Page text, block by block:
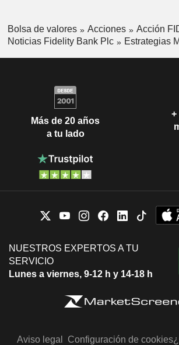
Bolsa de valores Acciones
Acción
Noticias Fidelity Bank Plc
Estrategias
Más de 20 años
a tu lado
+
NUESTROS EXPERTOS A TU
SERVICIO
Lunes a viernes, 9-12 h y 14-18 h
Aviso legal Configuración de cookies